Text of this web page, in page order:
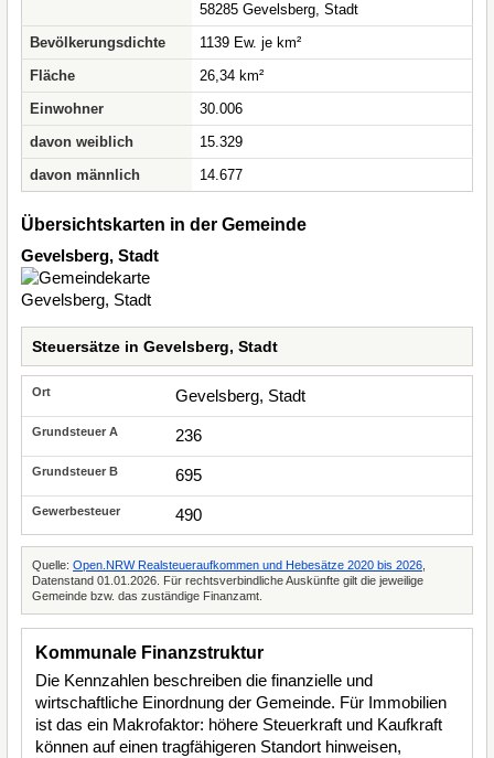
58285 Gevelsberg, Stadt
Bevölkerungsdichte
1139 Ew. je km²
Fläche
26,34 km²
Einwohner
30.006
davon weiblich
15.329
davon männlich
14.677
Übersichtskarten in der Gemeinde
Gevelsberg, Stadt
Steuersätze in Gevelsberg, Stadt
Gevelsberg, Stadt
236
695
490
Quelle: Open.NRW Realsteueraufkommen und Hebesätze 2020 bis 2026
Datenstand 01.01.2026. Für rechtsverbindliche Auskünfte gilt die jeweilige
Gemeinde bzw. das zuständige Finanzamt.
Kommunale Finanzstruktur
Die Kennzahlen beschreiben die finanzielle und
wirtschaftliche Einordnung der Gemeinde. Für Immobilien
ist das ein Makrofaktor: höhere Steuerkraft und Kaufkraft
können auf einen tragfähigeren Standort hinweisen,